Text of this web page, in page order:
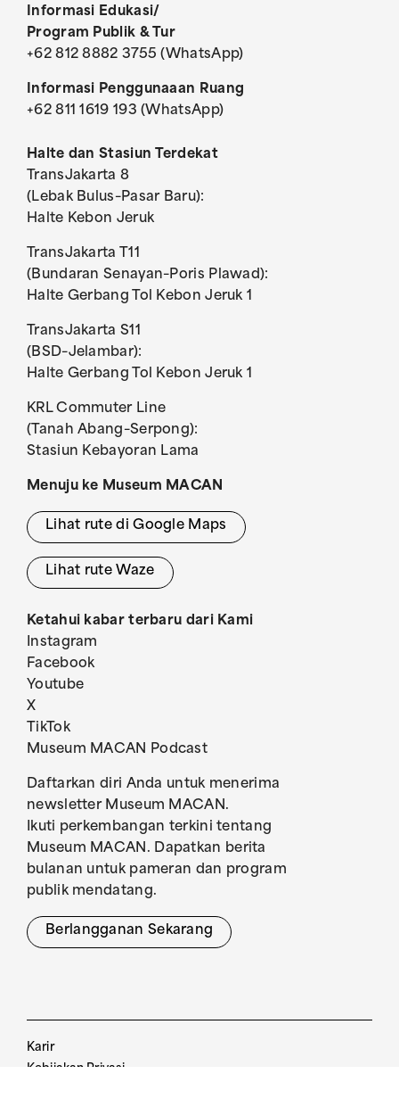
Informasi Edukasi/
Program Publik & Tur
+62 812 8882 3755 (WhatsApp)
Informasi Penggunaaan Ruang
+62 811 1619 193 (WhatsApp)
Halte dan Stasiun Terdekat
TransJakarta 8
(Lebak Bulus–Pasar Baru):
Halte Kebon Jeruk
TransJakarta T11
(Bundaran Senayan–Poris Plawad):
Halte Gerbang Tol Kebon Jeruk 1
TransJakarta S11
(BSD–Jelambar):
Halte Gerbang Tol Kebon Jeruk 1
KRL Commuter Line
(Tanah Abang–Serpong):
Stasiun Kebayoran Lama
Menuju ke Museum MACAN
Lihat rute di Google Maps
Lihat rute Waze
Ketahui kabar terbaru dari Kami
Instagram
Facebook
Youtube
X
TikTok
Museum MACAN Podcast
Daftarkan diri Anda untuk menerima
newsletter Museum MACAN.
Ikuti perkembangan terkini tentang
Museum MACAN. Dapatkan berita
bulanan untuk pameran dan program
publik mendatang.
Berlangganan Sekarang
Karir
Kebijakan Privasi